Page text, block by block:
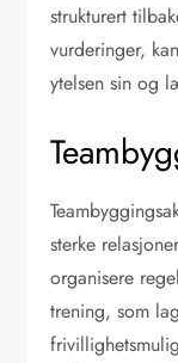
strukturert
vurderinger,
ytelsen sin og
sterke
organisere
trening, som